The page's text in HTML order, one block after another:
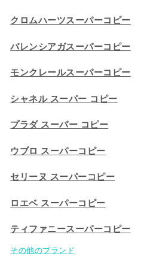
クロムハーツスーパーコピー
バレンシアガスーパーコピー
モンクレールスーパーコピー
シャネル スーパー コピー
プラダ スーパー コピー
ウブロ スーパーコピー
セリーヌ スーパーコピー​
ロエベ スーパーコピー
ティファニースーパーコピー
その他のブランド